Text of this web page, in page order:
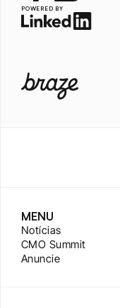
POWERED BY
MENU
Notícias
CMO Summit
Anuncie